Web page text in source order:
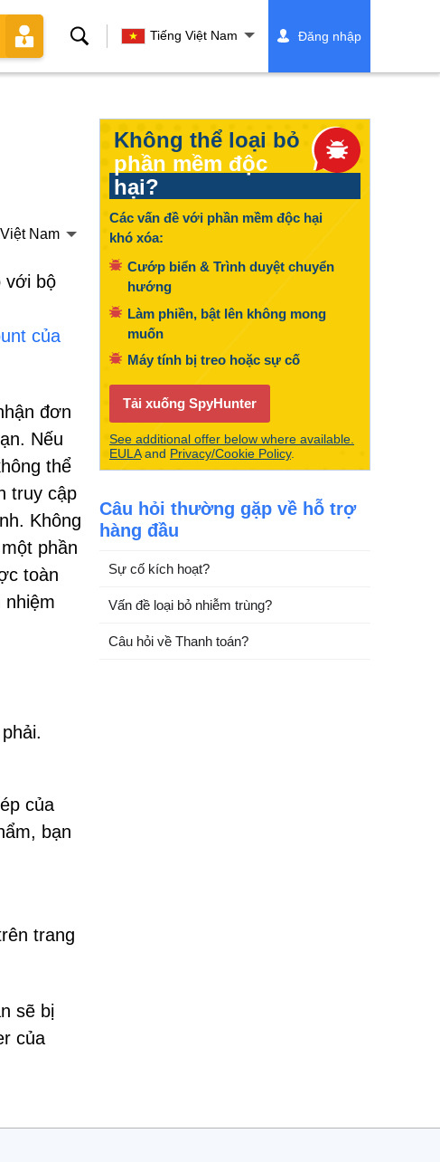
Tìm
kiếm
Tiếng Việt Nam Đăng nhập
Nam
với bộ
của
đơn
Nếu
thể
truy cập
Không
phần
toàn
nhiệm
của
bạn
trang
sẽ bị
của
Không thể loại bỏ
phần mềm độc
hại?
Các vấn đề với phần mềm độc hại
khó xóa:
Cướp biển & Trình duyệt chuyển
hướng
Làm phiền, bật lên không mong
muốn
Máy tính bị treo hoặc sự cố
Tải xuống SpyHunter
See additional offer below where available.
EULAand Privacy/Cookie Policy.
Câu hỏi thường gặp về hỗ trợ
hàng đầu
Sự cố kích hoạt?
Vấn đề loại bỏ nhiễm trùng?
Câu hỏi về Thanh toán?